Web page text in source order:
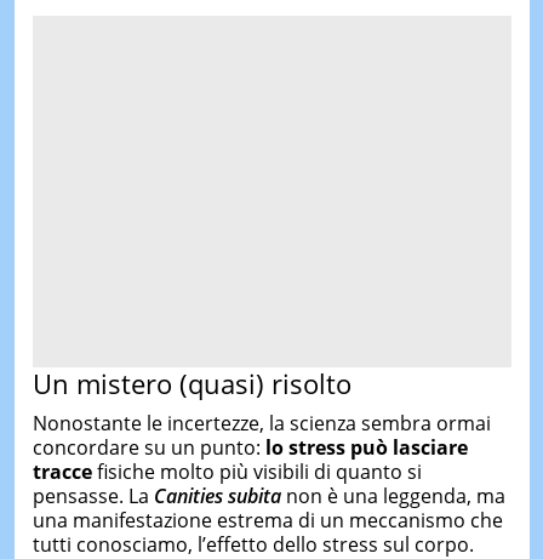
Un mistero (quasi) risolto
Nonostante le incertezze, la scienza sembra ormai
concordare su un punto: lo stress può lasciare
traccefisiche molto più visibili di quanto si
pensasse. La Canities subitanon è una leggenda, ma
una manifestazione estrema di un meccanismo che
tutti conosciamo, l’effetto dello stress sul corpo.